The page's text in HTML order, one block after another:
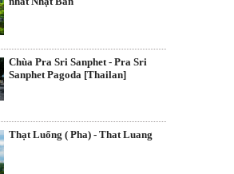
Chùa Pra Sri Sanphet - Pra Sri
Sanphet Pagoda [Thailan]
Thạt Luổng ( Pha) - That Luang